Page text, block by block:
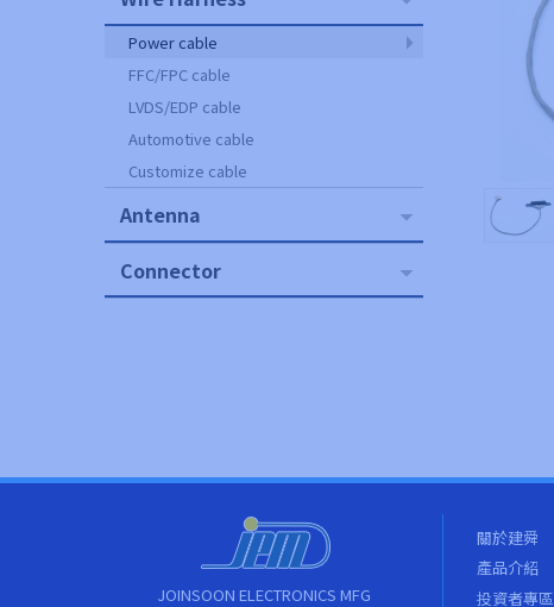
Power cable
FFC/FPC cable
LVDS/EDP cable
Automotive cable
Customize cable
Antenna
Connector
JOINSOON ELECTRONICS MFG
關於建舜
產品介紹
投資者專區